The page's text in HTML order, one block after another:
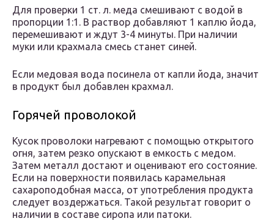
Для проверки 1 ст. л. меда смешивают с водой в
пропорции 1:1. В раствор добавляют 1 каплю йода,
перемешивают и ждут 3-4 минуты. При наличии
муки или крахмала смесь станет синей.
Если медовая вода посинела от капли йода, значит
в продукт был добавлен крахмал.
Горячей проволокой
Кусок проволоки нагревают с помощью открытого
огня, затем резко опускают в емкость с медом.
Затем металл достают и оценивают его состояние.
Если на поверхности появилась карамельная
сахароподобная масса, от употребления продукта
следует воздержаться. Такой результат говорит о
наличии в составе сиропа или патоки.